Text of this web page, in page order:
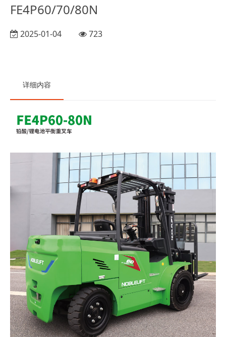
FE4P60/70/80N
2025-01-04 723
详细内容